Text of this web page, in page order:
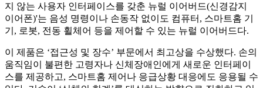
지 않는 사용자 인터페이스를 갖춘 뉴럴 이어버드(신경감지
이어폰)'는 음성 명령이나 손동작 없이도 컴퓨터, 스마트홈 기
기, 로봇, 전동 휠체어 등을 제어할 수 있는 뉴럴 이어버드다.
이 제품은 ‘접근성 및 장수’ 부문에서 최고상을 수상했다. 손의
움직임이 불편한 고령자나 신체장애인에게 새로운 인터페이
스를 제공하고, 스마트홈 제어나 응급상황 대응에도 응용될 수